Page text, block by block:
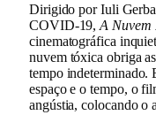
Dirigido por Iuli
COVID-19,A Nuvem
cinematográfica
nuvem tóxica obriga
tempo indeterminado.
espaço e o tempo, o
angústia, colocando o